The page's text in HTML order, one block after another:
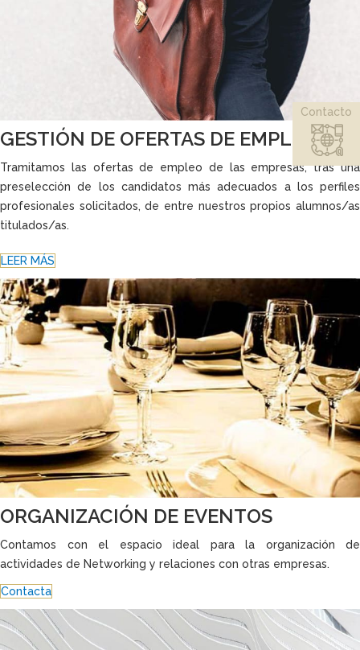
GESTIÓN DE OFERTAS DE EMPLEO
Tramitamos las ofertas de empleo de las empresas, tras una
preselección de los candidatos más adecuados a los perfiles
profesionales solicitados, de entre nuestros propios alumnos/as
titulados/as.
LEER MÁS
ORGANIZACIÓN DE EVENTOS
Contamos con el espacio ideal para la organización de
actividades de Networking y relaciones con otras empresas.
Contacta
Contacto